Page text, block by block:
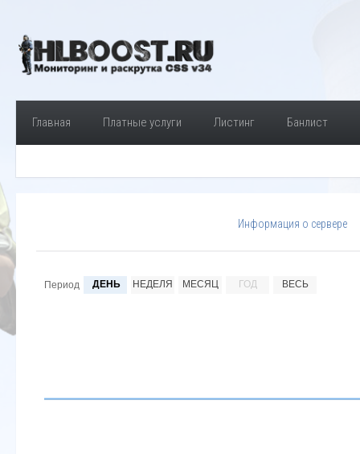
Главная Платные услуги Листинг Банлист
Информация о сервере
Период ДЕНЬ НЕДЕЛЯ МЕСЯЦ ГОД ВЕСЬ